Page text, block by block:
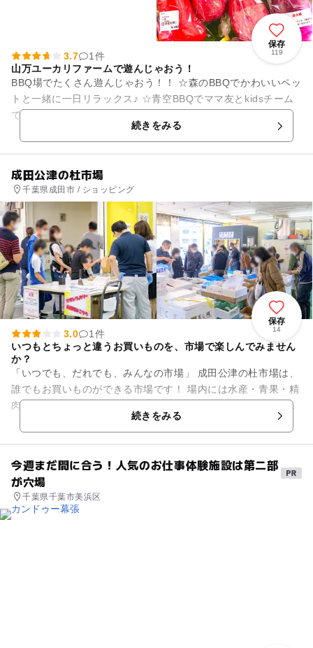
保存
119
3.7
1件
山万ユーカリファームで遊んじゃおう！
BBQ場でたくさん遊んじゃおう！！ ☆森のBBQでかわいいペッ
トと一緒に一日リラックス♪ ☆青空BBQでママ友とkidsチーム
でBBQランチ☆ ☆2026年いちご狩りは1月10日（土）～5...
続きをみる
成田公津の杜市場
千葉県成田市 / ショッピング
保存
14
3.0
1件
いつもとちょっと違うお買いものを、市場で楽しんでみません
か？
「いつでも、だれでも、みんなの市場」 成田公津の杜市場は、
誰でもお買いものができる市場です！ 場内には水産・青果・精
肉・加工食品・業務用食材・包装資材などのお店や食堂等があ
続きをみる
今週まだ間に合う！人気のお仕事体験施設は第二部
が穴場
千葉県千葉市美浜区